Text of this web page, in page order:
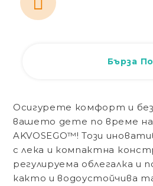
Осигурете комфорт и
вашето дете по време на
AKVOSEGO™! Този
с лека и компактна
регулируема облегалка и
както и водоустойчива
Бърза